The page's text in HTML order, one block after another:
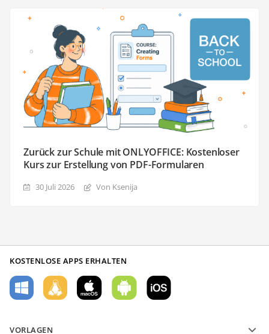
Zurück zur Schule mit ONLYOFFICE: Kostenloser
Kurs zur Erstellung von PDF-Formularen
30 Juli 2026 Von Ksenija
KOSTENLOSE APPS ERHALTEN
VORLAGEN